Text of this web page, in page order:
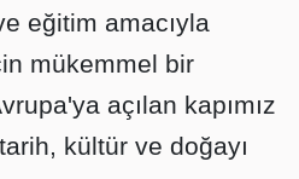
eğitim amacıyla
mükemmel bir
açılan kapımız
kültür ve doğayı